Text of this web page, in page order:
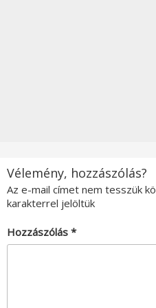
Vélemény, hozzászólás?
Az e-mail címet nem tesszük
karakterrel jelöltük
Hozzászólás *